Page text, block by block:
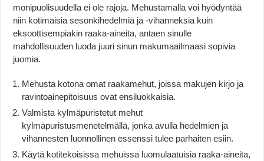
monipuolisuudella ei ole rajoja. Mehustamalla voi hyödyntää
niin kotimaisia sesonkihedelmiä ja -vihanneksia kuin
eksoottisempiakin raaka-aineita, antaen sinulle
mahdollisuuden luoda juuri sinun makumaailmaasi sopivia
juomia.
Mehusta kotona omat raakamehut, joissa makujen kirjo ja
ravintoainepitoisuus ovat ensiluokkaisia.
Valmista kylmäpuristetut mehut
kylmäpuristusmenetelmällä, jonka avulla hedelmien ja
vihannesten luonnollinen essenssi tulee parhaiten esiin.
Käytä kotitekoisissa mehuissa luomulaatuisia raaka-aineita,